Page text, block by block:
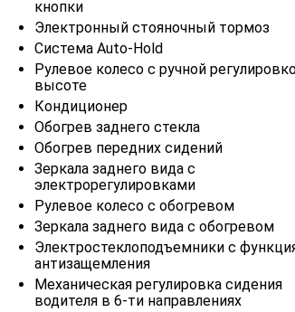
кнопки
Электронный стояночный тормоз
Система Auto-Hold
Рулевое колесо с ручной
высоте
Кондиционер
Обогрев заднего стекла
Обогрев передних сидений
Зеркала заднего вида с
электрорегулировками
Рулевое колесо с обогревом
Зеркала заднего вида с обогревом
Электростеклоподъемники с
антизащемления
Механическая регулировка сидения
водителя в 6-ти направлениях